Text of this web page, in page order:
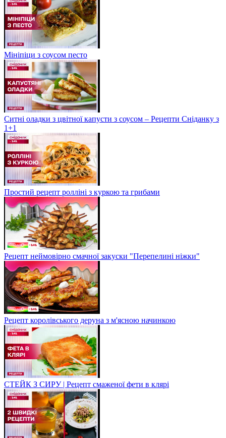
Мініпіци з соусом песто
Ситні оладки з цвітної капусти з соусом – Рецепти Сніданку з
1+1
Простий рецепт ролліні з куркою та грибами
Рецепт неймовірно смачної закуски "Перепелині ніжки"
Рецепт королівського деруна з м'ясною начинкою
СТЕЙК З СИРУ | Рецепт смаженої фети в клярі